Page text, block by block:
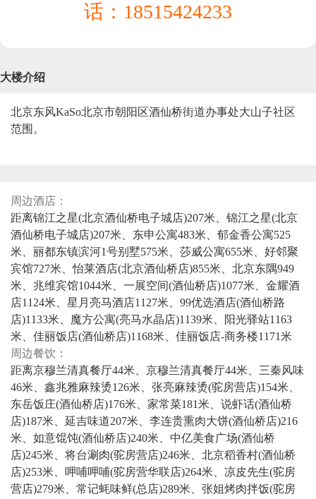
话： 18515424233
大楼介绍
北京东风KaSo北京市朝阳区酒仙桥街道办事处大山子社区
范围。
周边酒店：
距离锦江之星(北京酒仙桥电子城店)207米、锦江之星(北京
酒仙桥电子城店)207米、东申公寓483米、郁金香公寓525
米、丽都东镇滨河1号别墅575米、莎威公寓655米、好邻聚
宾馆727米、怡莱酒店(北京酒仙桥店)855米、北京东隅949
米、兆维宾馆1044米、一展空间(酒仙桥店)1077米、金耀酒
店1124米、星月亮马酒店1127米、99优选酒店(酒仙桥路
店)1133米、魔方公寓(亮马水晶店)1139米、阳光驿站1163
米、佳丽饭店(酒仙桥店)1168米、佳丽饭店-商务楼1171米
周边餐饮：
距离京穆兰清真餐厅44米、京穆兰清真餐厅44米、三秦风味
46米、鑫兆雅麻辣烫126米、张亮麻辣烫(驼房营店)154米、
东岳饭庄(酒仙桥店)176米、家常菜181米、说虾话(酒仙桥
店)187米、延吉味道207米、李连贵熏肉大饼(酒仙桥店)216
米、如意馄饨(酒仙桥店)240米、中亿美食广场(酒仙桥
店)245米、将台涮肉(驼房营店)246米、北京稻香村(酒仙桥
店)253米、呷哺呷哺(驼房营华联店)264米、凉皮先生(驼房
营店)279米、常记蚝味鲜(总店)289米、张姐烤肉拌饭(驼房